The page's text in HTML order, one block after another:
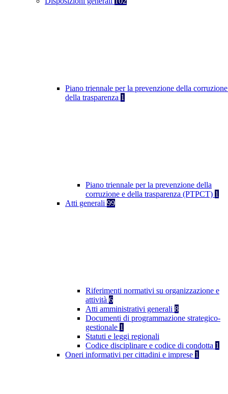
Piano triennale per la prevenzione della
della trasparenza 1
Piano triennale per la prevenzione della
corruzione e della trasparenza (PTPCT) 1
Atti generali 99
Riferimenti normativi su organizzazione e
attività 6
Atti amministrativi generali 8
Documenti di programmazione strategico-
gestionale 1
Statuti e leggi regionali
Codice disciplinare e codice di condotta 1
Oneri informativi per cittadini e imprese 1